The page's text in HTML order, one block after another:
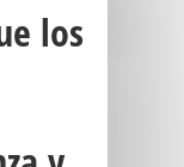
los